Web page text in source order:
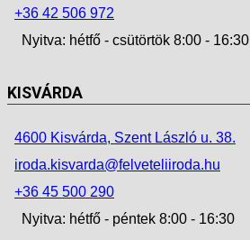
+36 42 506 972
Nyitva: hétfő - csütörtök 8:00 - 16:30
KISVÁRDA
4600 Kisvárda, Szent László u. 38.
iroda.kisvarda@felveteliiroda.hu
+36 45 500 290
Nyitva: hétfő - péntek 8:00 - 16:30